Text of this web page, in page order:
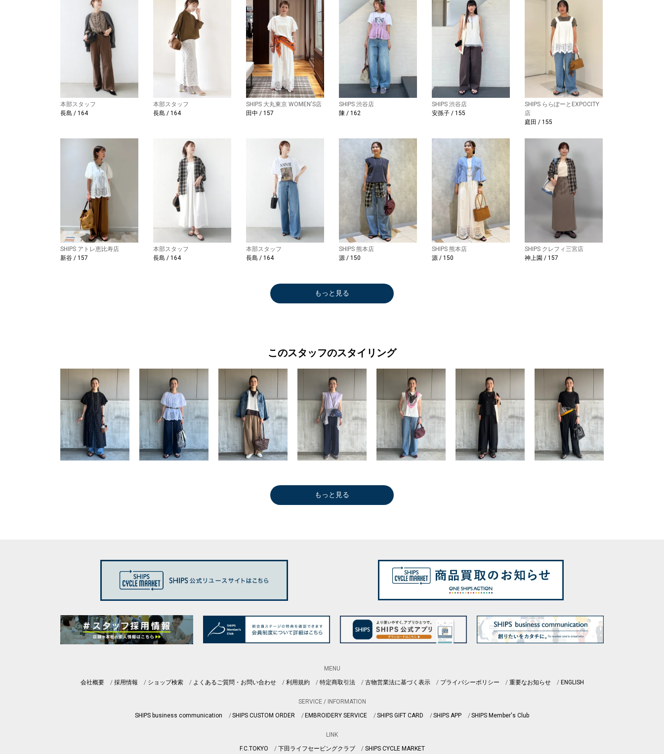
本部スタッフ
長島 / 164
本部スタッフ
長島 / 164
SHIPS 大丸東京 WOMEN'S店
田中 / 157
SHIPS 渋谷店
陳 / 162
SHIPS 渋谷店
安孫子 / 155
SHIPS ららぽーとEXPOCITY
店
庭田 / 155
SHIPS アトレ恵比寿店
新谷 / 157
本部スタッフ
長島 / 164
本部スタッフ
長島 / 164
SHIPS 熊本店
源 / 150
SHIPS 熊本店
源 / 150
SHIPS クレフィ三宮店
神上園 / 157
もっと見る
このスタッフのスタイリング
もっと見る
MENU
会社概要
採用情報 ショップ検索 よくあるご質問・お問い合わせ 利用規約 特定商取引法 古物営業法に基づく表示 プライバシーポリシー 重要なお知らせ ENGLISH
SERVICE / INFORMATION
SHIPS business communication
SHIPS CUSTOM ORDER EMBROIDERY SERVICE SHIPS GIFT CARD SHIPS APP SHIPS Member's Club
LINK
F.C.TOKYO
下田ライフセービングクラブ SHIPS CYCLE MARKET